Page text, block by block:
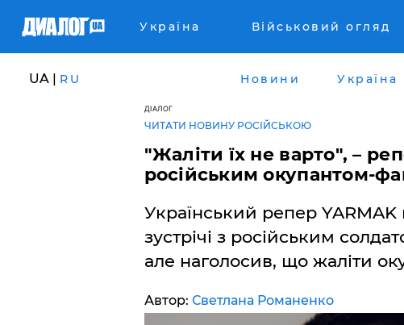
Україна Військовий огляд
UA | RU Новини Україна
ДІАЛОГ
ЧИТАТИ НОВИНУ РОСІЙСЬКОЮ
"Жаліти їх не варто", –
російським окупантом-
Український репер
зустрічі з російським
але наголосив, що жаліти
Автор: Светлана Романенко